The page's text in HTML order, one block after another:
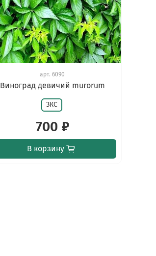
арт.6090
Виноград девичий murorum
ЗКС
700 ₽
В корзину